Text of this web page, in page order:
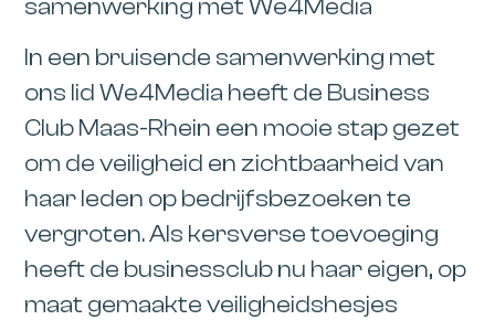
samenwerking met We4Media
In een bruisende samenwerking met
ons lid We4Media heeft de Business
Club Maas-Rhein een mooie stap gezet
om de veiligheid en zichtbaarheid van
haar leden op bedrijfsbezoeken te
vergroten. Als kersverse toevoeging
heeft de businessclub nu haar eigen, op
maat gemaakte veiligheidshesjes